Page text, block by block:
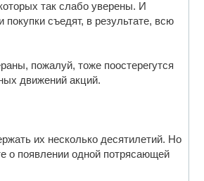
так слабо уверены. И
съедят, в результате, всю
пожалуй, тоже поостерегутся
движений акций.
их несколько десятилетий. Но
о появлении одной потрясающей